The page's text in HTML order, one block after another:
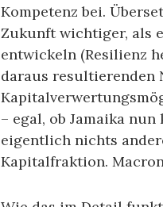
Kompetenz bei.
Zukunft wichtiger, als
entwickeln (Resilienz
daraus resultierenden
– egal, ob Jamaika
eigentlich nichts
Kapitalfraktion.